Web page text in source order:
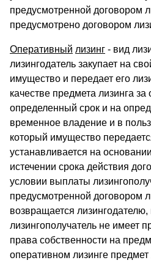
предусмотренной договором
предусмотрено договором
Оперативный лизинг - вид
лизингодатель закупает на
имущество и передает его
качестве предмета лизинга
определенный срок и на
временное владение и в
который имущество
устанавливается на
истечении срока действия
условии выплаты
предусмотренной договором
возвращается лизингодателю,
лизингополучатель не имеет
права собственности на
оперативном лизинге